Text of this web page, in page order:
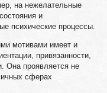
на нежелательные
и
психические процессы.
мотивами имеет и
привязанности,
Она проявляется не
сферах